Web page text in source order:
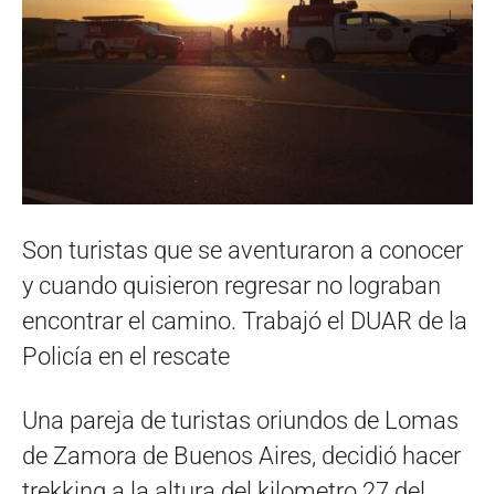
Son turistas que se aventuraron a conocer
y cuando quisieron regresar no lograban
encontrar el camino. Trabajó el DUAR de la
Policía en el rescate
Una pareja de turistas oriundos de Lomas
de Zamora de Buenos Aires, decidió hacer